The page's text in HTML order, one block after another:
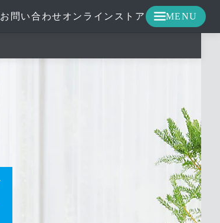
お問い合わせオンラインストア MENU